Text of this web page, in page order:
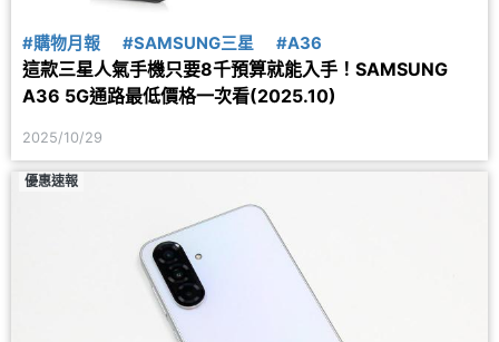
#購物月報 #SAMSUNG三星 #A36
這款三星人氣手機只要8千預算就能入手！SAMSUNG
A36 5G通路最低價格一次看(2025.10)
2025/10/29
優惠速報